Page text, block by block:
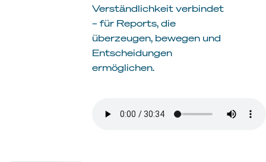
Verständlichkeit verbindet
– für Reports, die
überzeugen, bewegen und
Entscheidungen
ermöglichen.